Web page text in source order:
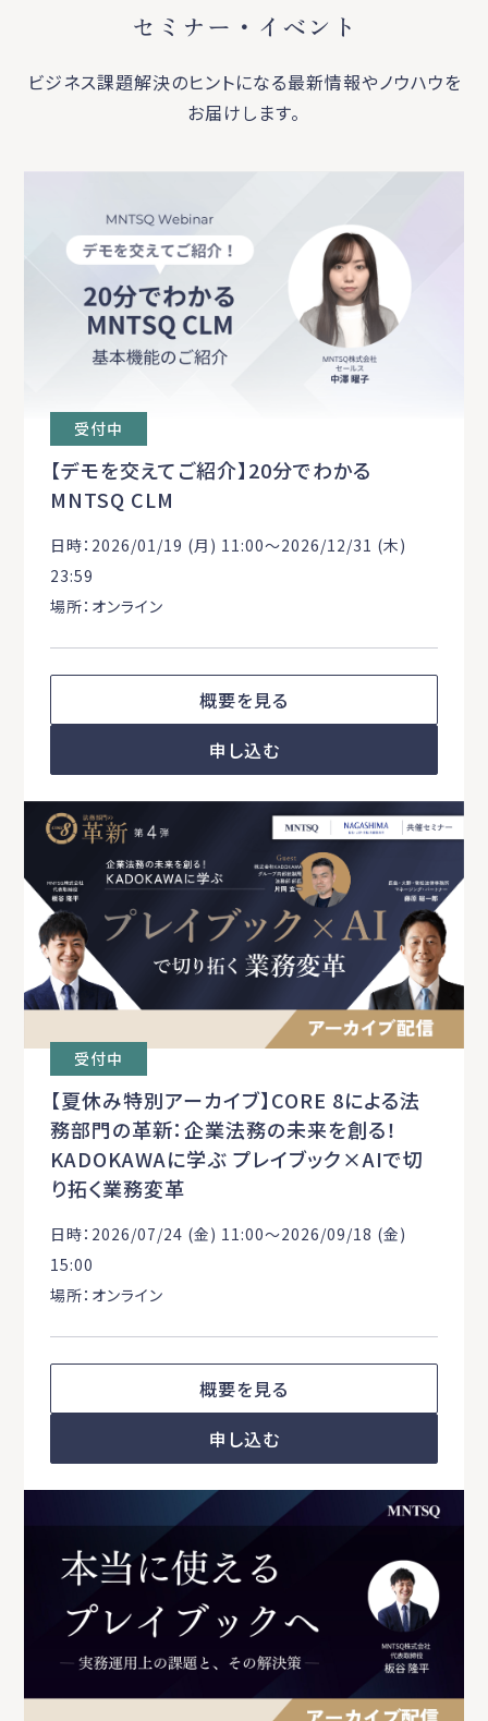
セミナー・イベント
ビジネス課題解決のヒントになる最新情報やノウハウを
お届けします。
受付中
【デモを交えてご紹介】20分でわかる
MNTSQ CLM
日時：2026/01/19 (月) 11:00〜2026/12/31 (木)
23:59
場所：オンライン
概要を見る
申し込む
受付中
【夏休み特別アーカイブ】CORE 8による法
務部門の革新：企業法務の未来を創る！
KADOKAWAに学ぶ プレイブック×AIで切
り拓く業務変革
日時：2026/07/24 (金) 11:00〜2026/09/18 (金)
15:00
場所：オンライン
概要を見る
申し込む